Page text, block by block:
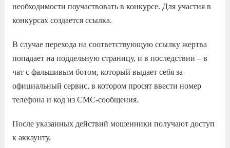
необходимости поучаствовать в конкурсе. Для участия в
конкурсах создается ссылка.
В случае перехода на соответствующую ссылку жертва
попадает на поддельную страницу, и в последствии – в
чат с фальшивым ботом, который выдает себя за
официальный сервис, в котором просят ввести номер
телефона и код из СМС-сообщения.
После указанных действий мошенники получают доступ
к аккаунту.